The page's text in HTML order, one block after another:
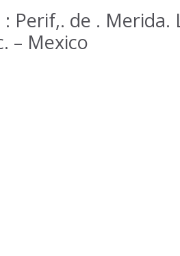
: Perif,. de . Merida.
– Mexico